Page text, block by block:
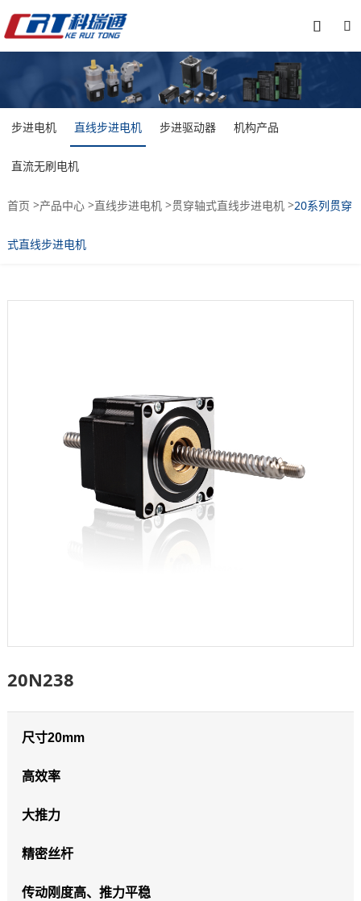


步进电机 直线步进电机 步进驱动器 机构产品
直流无刷电机
首页 >产品中心>直线步进电机>贯穿轴式直线步进电机>20系列贯穿
式直线步进电机
20N238
尺寸20mm
高效率
大推力
精密丝杆
传动刚度高、推力平稳